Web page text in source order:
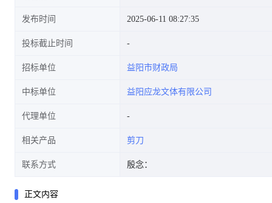
发布时间 2025-06-11 08:27:35
投标截止时间
招标单位 益阳市财政局
中标单位 益阳应龙文体有限公司
代理单位
相关产品 剪刀
联系方式 殷念：
正文内容